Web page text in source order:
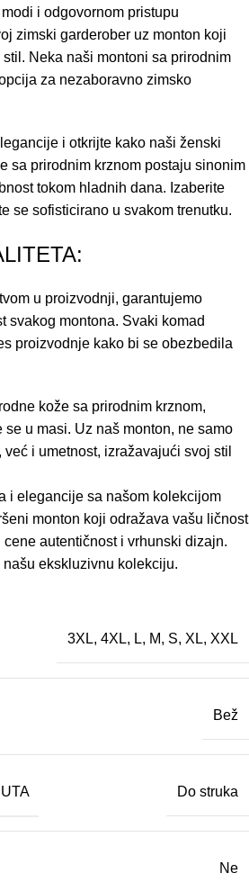
i odgovornom pristupu
zimski garderober uz monton koji
Neka naši montoni sa prirodnim
za nezaboravno zimsko
i otkrijte kako naši ženski
sa prirodnim krznom postaju sinonim
tokom hladnih dana. Izaberite
se sofisticirano u svakom trenutku.
u proizvodnji, garantujemo
svakog montona. Svaki komad
proizvodnje kako bi se obezbedila
kože sa prirodnim krznom,
u masi. Uz naš monton, ne samo
i umetnost, izražavajući svoj stil
i elegancije sa našom kolekcijom
monton koji odražava vašu ličnost
autentičnost i vrhunski dizajn.
ekskluzivnu kolekciju.
3XL, 4XL, L, M, S, XL, XXL
Bež
Do struka
Ne